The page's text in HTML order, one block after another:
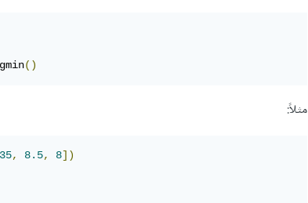
()
مثلاً:
, 8.5, 8])